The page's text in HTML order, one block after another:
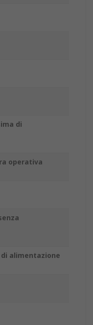
di
operativa
alimentazione